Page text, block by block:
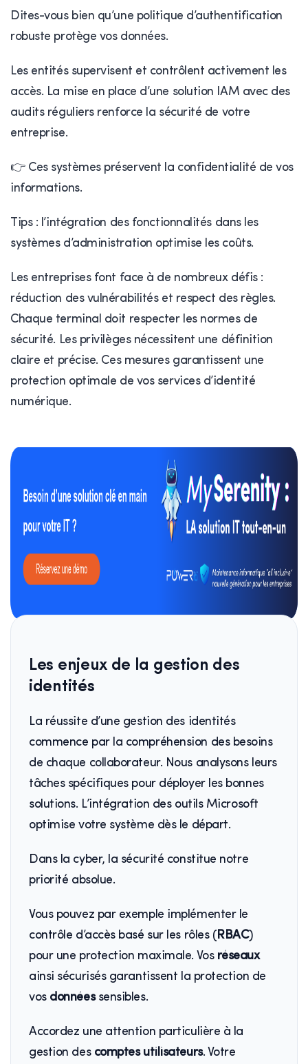
Dites-vous bien qu’une politique d’authentification
robuste protège vos données.
Les entités supervisent et contrôlent activement les
accès. La mise en place d’une solution IAM avec des
audits réguliers renforce la sécurité de votre
entreprise.
👉 Ces systèmes préservent la confidentialité de vos
informations.
Tips : l’intégration des fonctionnalités dans les
systèmes d’administration optimise les coûts.
Les entreprises font face à de nombreux défis :
réduction des vulnérabilités et respect des règles.
Chaque terminal doit respecter les normes de
sécurité. Les privilèges nécessitent une définition
claire et précise. Ces mesures garantissent une
protection optimale de vos services d’identité
numérique.
Les enjeux de la gestion des
identités
La réussite d’une gestion des identités
commence par la compréhension des besoins
de chaque collaborateur. Nous analysons leurs
tâches spécifiques pour déployer les bonnes
solutions. L’intégration des outils Microsoft
optimise votre système dès le départ.
Dans la cyber, la sécurité constitue notre
priorité absolue.
Vous pouvez par exemple implémenter le
contrôle d’accès basé sur les rôles (RBAC)
pour une protection maximale. Vos réseaux
ainsi sécurisés garantissent la protection de
vos donnéessensibles.
Accordez une attention particulière à la
gestion des comptes utilisateurs. Votre